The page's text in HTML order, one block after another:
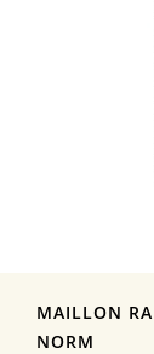
MAILLON
NORM